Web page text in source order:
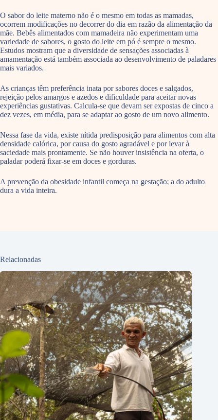
O sabor do leite materno não é o mesmo em todas as mamadas,
ocorrem modificações no decorrer do dia em razão da alimentação da
mãe. Bebês alimentados com mamadeira não experimentam uma
variedade de sabores, o gosto do leite em pó é sempre o mesmo.
Estudos mostram que a diversidade de sensações associadas à
amamentação está também associada ao desenvolvimento de paladares
mais variados.
As crianças têm preferência inata por sabores doces e salgados,
rejeição pelos amargos e azedos e dificuldade para aceitar novas
experiências gustativas. Calcula-se que devam ser expostas de cinco a
dez vezes, em média, para se adaptar ao gosto de um novo alimento.
Nessa fase da vida, existe nítida predisposição para alimentos com alta
densidade calórica, por causa do gosto agradável e por levar à
saciedade mais prontamente. Se não houver insistência na oferta, o
paladar poderá fixar-se em doces e gorduras.
A prevenção da obesidade infantil começa na gestação; a do adulto
dura a vida inteira.
Relacionadas